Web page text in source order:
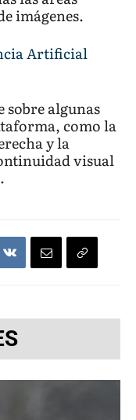
imágenes.
Artificial
sobre algunas
como la
y la
visual